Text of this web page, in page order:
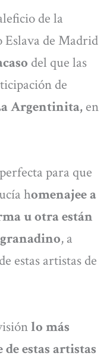
de la
Eslava de Madrid
del que las
de
Argentinita,en
para que
homenajee a
u otra están
, a
estas artistas de
lo más
estas artistas